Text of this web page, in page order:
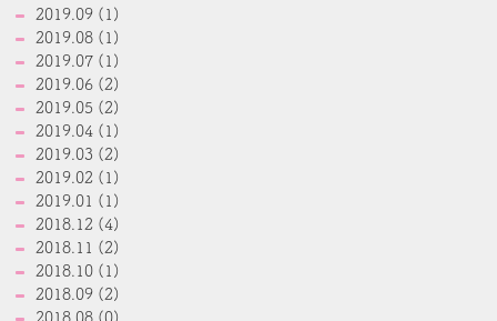
2019.09 (1)
2019.08 (1)
2019.07 (1)
2019.06 (2)
2019.05 (2)
2019.04 (1)
2019.03 (2)
2019.02 (1)
2019.01 (1)
2018.12 (4)
2018.11 (2)
2018.10 (1)
2018.09 (2)
2018.08 (0)